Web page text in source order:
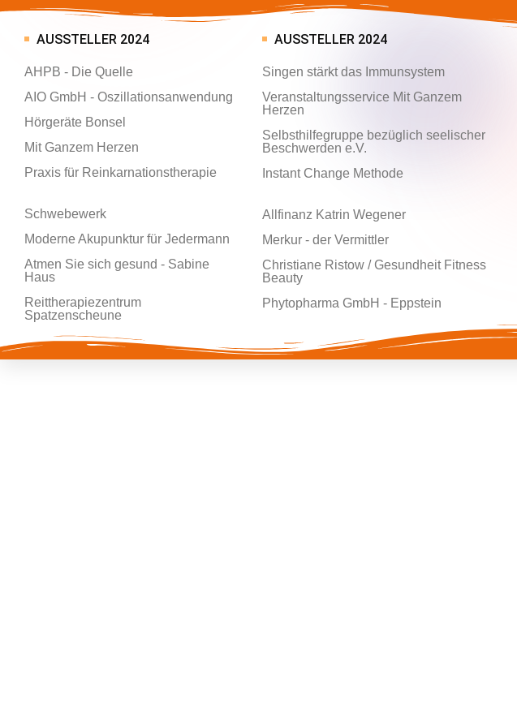
AUSSTELLER 2024
AHPB - Die Quelle
AIO GmbH - Oszillationsanwendung
Hörgeräte Bonsel
Mit Ganzem Herzen
Praxis für Reinkarnationstherapie
Schwebewerk
Moderne Akupunktur für Jedermann
Atmen Sie sich gesund - Sabine
Haus
Reittherapiezentrum
Spatzenscheune
AUSSTELLER 2024
Singen stärkt das Immunsystem
Veranstaltungsservice Mit Ganzem
Herzen
Selbsthilfegruppe bezüglich seelischer
Beschwerden e.V.
Instant Change Methode
Allfinanz Katrin Wegener
Merkur - der Vermittler
Christiane Ristow / Gesundheit Fitness
Beauty
Phytopharma GmbH - Eppstein